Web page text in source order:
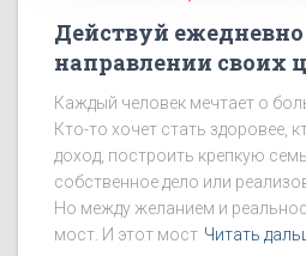
Действуй ежедневно
направлении своих
Каждый человек мечтает о
Кто-то хочет стать здоровее,
доход, построить крепкую
собственное дело или
Но между желанием и
мост. И этот мост Читать